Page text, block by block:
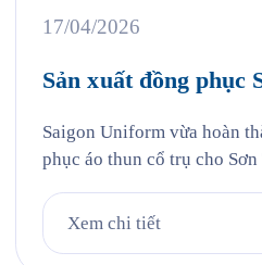
17/04/2026
Sản xuất đồng phục
Saigon Uniform vừa hoàn
phục áo thun cổ trụ cho
liệu vải cá sấu Poly kết hợp
nét, áo đồng phục không
hàng ngày mà còn trở thành
Xem chi tiết